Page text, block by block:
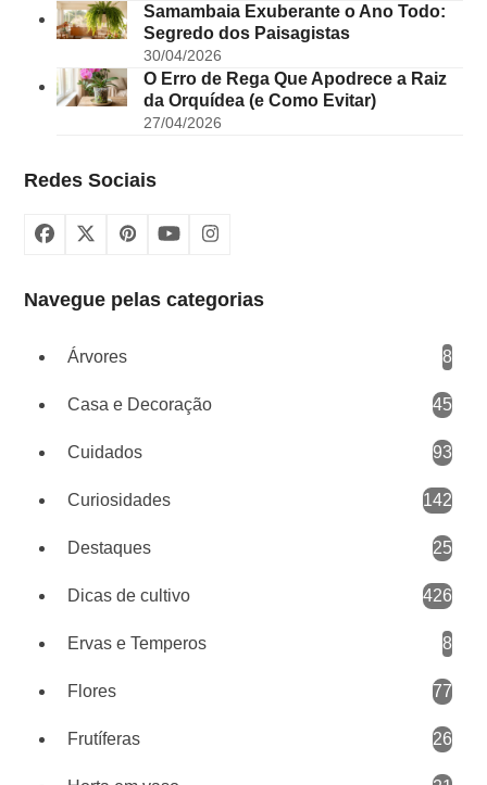
Samambaia Exuberante o Ano Todo:
Segredo dos Paisagistas
30/04/2026
O Erro de Rega Que Apodrece a Raiz
da Orquídea (e Como Evitar)
27/04/2026
Redes Sociais
Facebook
X Pinterest
YouTubeInstagram
Navegue pelas categorias
Árvores 8
Casa e Decoração 45
Cuidados 93
Curiosidades 142
Destaques 25
Dicas de cultivo 426
Ervas e Temperos 8
Flores 77
Frutíferas 26